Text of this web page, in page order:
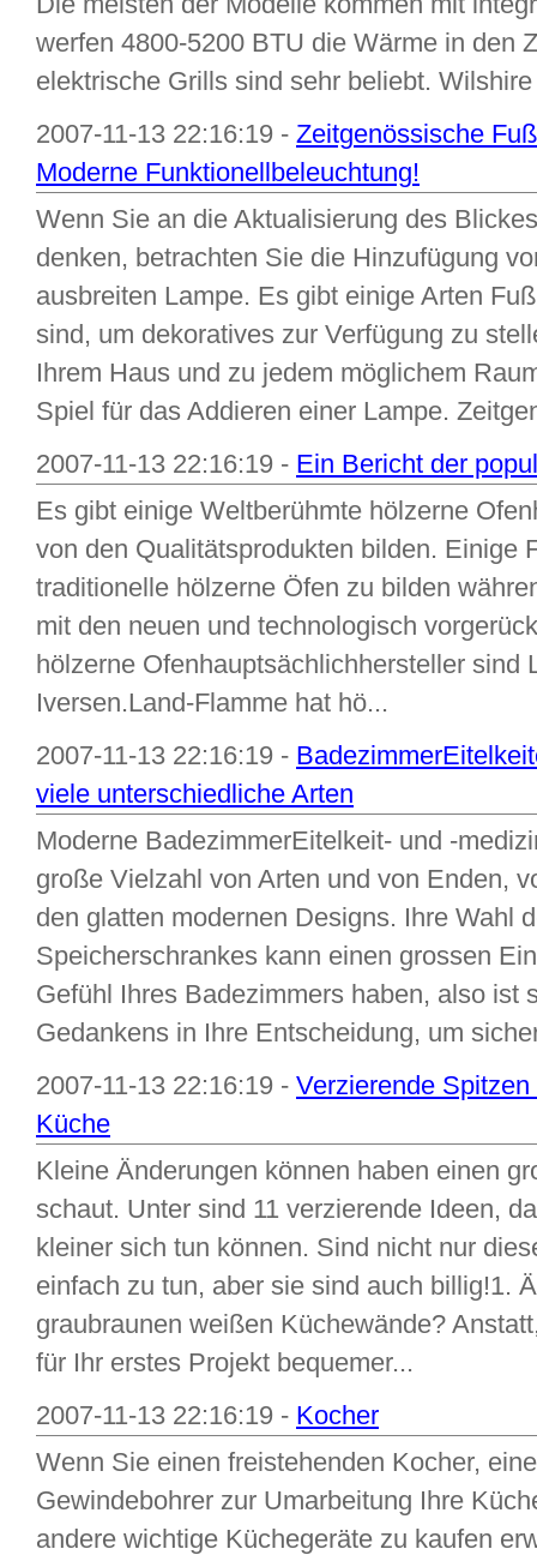
werfen 4800-5200 BTU die Wärme in den
elektrische Grills sind sehr beliebt.
2007-11-13 22:16:19 - Zeitgenössische
Moderne Funktionellbeleuchtung!
Wenn Sie an die Aktualisierung des
denken, betrachten Sie die Hinzufügung
ausbreiten Lampe. Es gibt einige Arten
sind, um dekoratives zur Verfügung zu
Ihrem Haus und zu jedem möglichem
Spiel für das Addieren einer Lampe.
2007-11-13 22:16:19 - Ein Bericht der
Es gibt einige Weltberühmte hölzerne
von den Qualitätsprodukten bilden. Einige
traditionelle hölzerne Öfen zu bilden
mit den neuen und technologisch
hölzerne Ofenhauptsächlichhersteller sind
Iversen.Land-Flamme hat hö...
2007-11-13 22:16:19 -
viele unterschiedliche Arten
Moderne BadezimmerEitelkeit- und -
große Vielzahl von Arten und von Enden,
den glatten modernen Designs. Ihre Wahl
Speicherschrankes kann einen grossen
Gefühl Ihres Badezimmers haben, also ist
Gedankens in Ihre Entscheidung, um
2007-11-13 22:16:19 - Verzierende
Küche
Kleine Änderungen können haben einen
schaut. Unter sind 11 verzierende Ideen,
kleiner sich tun können. Sind nicht nur
einfach zu tun, aber sie sind auch billig!1.
graubraunen weißen Küchewände?
für Ihr erstes Projekt bequemer...
2007-11-13 22:16:19 - Kocher
Wenn Sie einen freistehenden Kocher,
Gewindebohrer zur Umarbeitung Ihre
andere wichtige Küchegeräte zu kaufen